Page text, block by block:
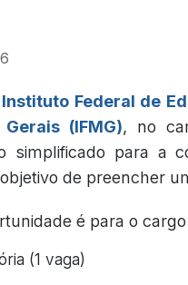
Instituto Federal de
(IFMG), no
simplificado para a
de preencher
é para o cargo
(1 vaga)